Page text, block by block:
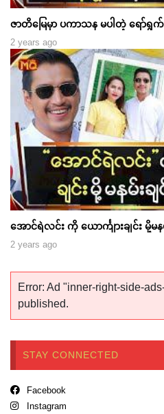
ဇာတိမြေမှာ ပကာသန မပါတဲ့ ရော်
2 years ago
အောင်ရဲလင်း ကို ယောင်္ကျားချင်း မို့မ
2 years ago
Error: Ad "inner-right-side-
published.
STAY CONNECTED
Facebook
Instagram